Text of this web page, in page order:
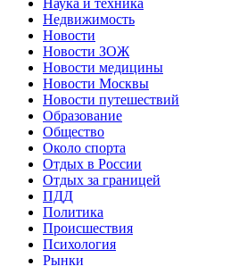
Недвижимость
Новости
Новости ЗОЖ
Новости медицины
Новости Москвы
Новости путешествий
Образование
Общество
Около спорта
Отдых в России
Отдых за границей
ПДД
Политика
Происшествия
Психология
Рынки